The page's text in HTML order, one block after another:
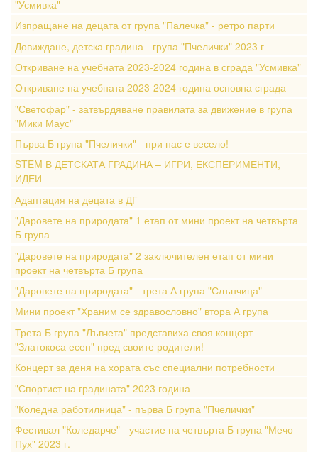
"Усмивка"
Изпращане на децата от група "Палечка" - ретро парти
Довиждане, детска градина - група "Пчелички" 2023 г
Откриване на учебната 2023-2024 година в сграда "Усмивка"
Откриване на учебната 2023-2024 година основна сграда
"Светофар" - затвърдяване правилата за движение в група
"Мики Маус"
Първа Б група "Пчелички" - при нас е весело!
STEM В ДЕТСКАТА ГРАДИНА – ИГРИ, ЕКСПЕРИМЕНТИ,
ИДЕИ
Адаптация на децата в ДГ
"Даровете на природата" 1 етап от мини проект на четвърта
Б група
"Даровете на природата" 2 заключителен етап от мини
проект на четвърта Б група
"Даровете на природата" - трета А група "Слънчица"
Мини проект "Храним се здравословно" втора А група
Трета Б група "Лъвчета" представиха своя концерт
"Златокоса есен" пред своите родители!
Концерт за деня на хората със специални потребности
"Спортист на градината" 2023 година
"Коледна работилница" - първа Б група "Пчелички"
Фестивал "Коледарче" - участие на четвърта Б група "Мечо
Пух" 2023 г.